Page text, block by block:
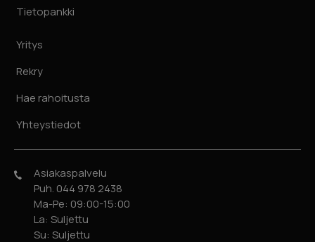
Tietopankki
Yritys
Rekry
Hae rahoitusta
Yhteystiedot
Asiakaspalvelu
Puh. 044 978 2438
Ma-Pe: 09:00-15:00
La: Suljettu
Su: Suljettu